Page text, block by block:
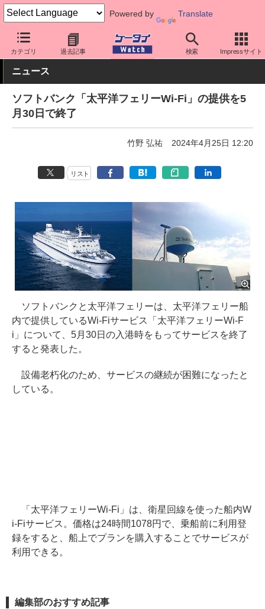
Powered by Translate
カテゴリ 過去記事 検索 Impressサイト
ケータイ Watch キャリア ソフトバンク アプリ・サービス
ニュース
ソフトバンク「太平洋フェリーWi-Fi」の提供を5
月30日で終了
竹野 弘祐 2024年4月25日 12:20
リスト
ソフトバンクと太平洋フェリーは、太平洋フェリー船
内で提供しているWi-Fiサービス「太平洋フェリーWi-F
i」について、5月30日の入港時をもってサービスを終了
すると発表した。
設備老朽化のため、サービスの継続が困難になったと
している。
「太平洋フェリーWi-Fi」は、衛星回線を使った船内W
i-Fiサービス。価格は24時間1078円で、乗船前に利用登
録をすると、船上でプランを購入することでサービスが
利用できる。
編集部のおすすめ記事